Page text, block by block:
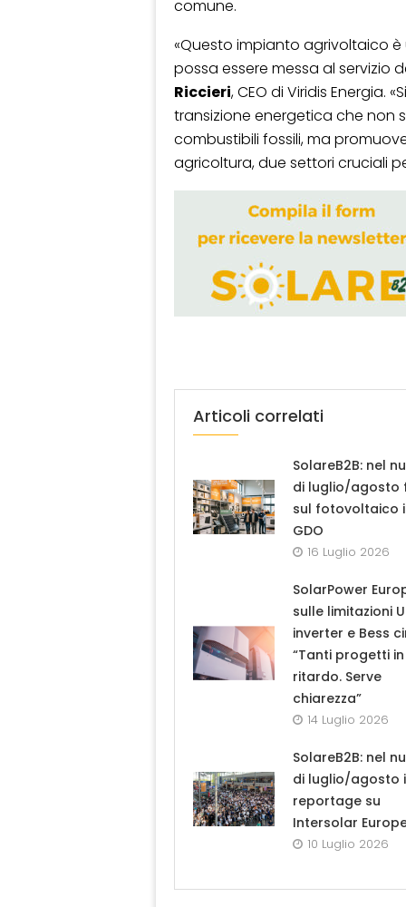
comune.
«Questo impianto agrivoltaico
possa essere messa al servizio
Riccieri, CEO di Viridis Energia.
transizione energetica che non
combustibili fossili, ma
agricoltura, due settori cruciali
Articoli correlati
SolareB2B: nel
di luglio/agosto
sul fotovoltaico
GDO
16 Luglio 2026
SolarPower
sulle limitazioni
inverter e Bess
“Tanti progetti in
ritardo. Serve
chiarezza”
14 Luglio 2026
SolareB2B: nel
di luglio/agosto
reportage su
Intersolar
10 Luglio 2026